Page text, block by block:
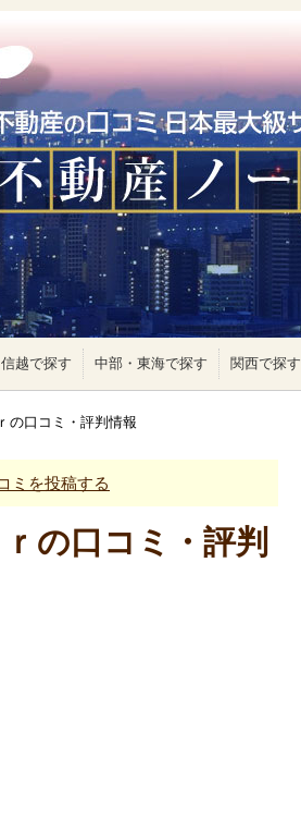
越で探す 中部・東海で探す 関西で探す
の口コミ・評判情報
ミを投稿する
の口コミ・評判